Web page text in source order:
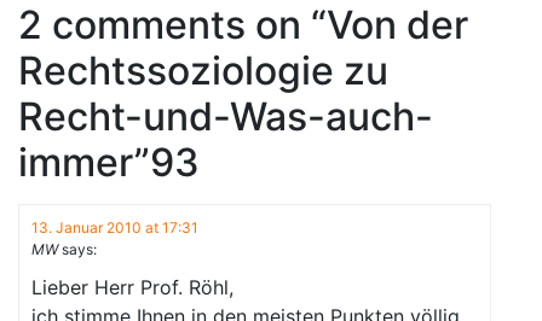
2 comments on “Von der
Rechtssoziologie zu
Recht-und-Was-auch-
immer”93
13. Januar 2010 at 17:31
MW says:
Lieber Herr Prof. Röhl,